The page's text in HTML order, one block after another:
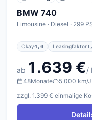
BMW 740
Limousine · Diesel · 299
Okay4,0 Leasingfaktor
ab 1.639 €/
48Monate
5.000 km/
zzgl. 1.399 € einmalige